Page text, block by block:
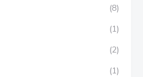
(8)
(1)
(2)
(1)